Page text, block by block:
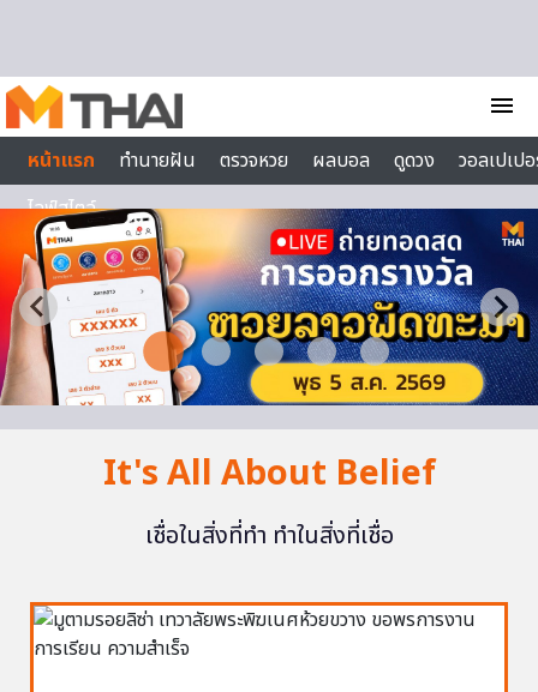
menu
หน้าแรก
ทำนายฝัน ตรวจหวย ผลบอล ดูดวง
วอลเปเป
ไลฟ์สไตล์
It's All About Belief
เชื่อในสิ่งที่ทำ ทำในสิ่งที่เชื่อ